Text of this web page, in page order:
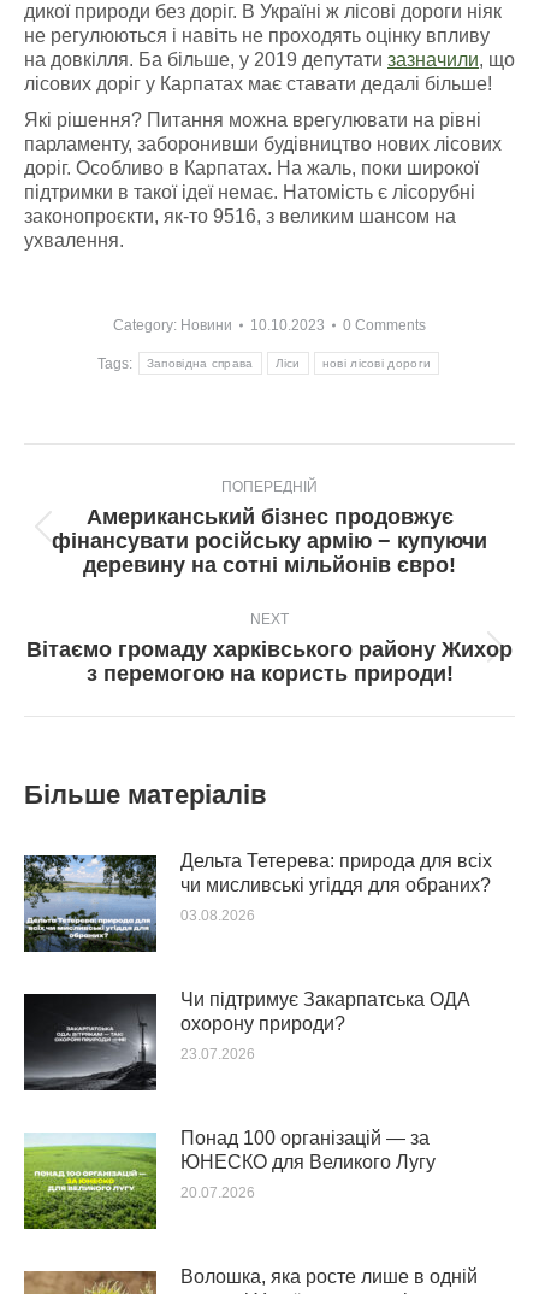
дикої природи без доріг. В Україні ж лісові дороги ніяк
не регулюються і навіть не проходять оцінку впливу
на довкілля. Ба більше, у 2019 депутати зазначили, що
лісових доріг у Карпатах має ставати дедалі більше!
Які рішення? Питання можна врегулювати на рівні
парламенту, заборонивши будівництво нових лісових
доріг. Особливо в Карпатах. На жаль, поки широкої
підтримки в такої ідеї немає. Натомість є лісорубні
законопроєкти, як-то 9516, з великим шансом на
ухвалення.
Category: Новини 10.10.2023 0 Comments
Tags: Заповідна справа Ліси нові лісові дороги
ПОПЕРЕДНІЙ
Попередній
пост:
Американський бізнес продовжує
фінансувати російську армію − купуючи
деревину на сотні мільйонів євро!
NEXT
Next
post:
Вітаємо громаду харківського району Жихор
з перемогою на користь природи!
Більше матеріалів
Дельта Тетерева: природа для всіх
чи мисливські угіддя для обраних?
03.08.2026
Чи підтримує Закарпатська ОДА
охорону природи?
23.07.2026
Понад 100 організацій — за
ЮНЕСКО для Великого Лугу
20.07.2026
Волошка, яка росте лише в одній